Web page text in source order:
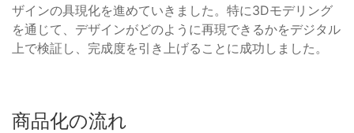
ザインの具現化を進めていきました。特に3Dモデリング
を通じて、デザインがどのように再現できるかをデジタル
上で検証し、完成度を引き上げることに成功しました。
商品化の流れ